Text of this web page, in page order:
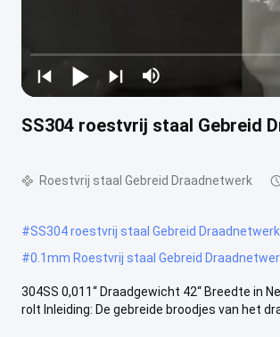
SS304 roestvrij staal Gebreid
Roestvrij staal Gebreid Draadnetwerk
#SS304 roestvrij staal Gebreid Draadnetwerk
#0.1mm Roestvrij staal Gebreid
304SS 0,011“ Draadgewicht 42“ Breedte in
rolt Inleiding: De gebreide broodjes van het